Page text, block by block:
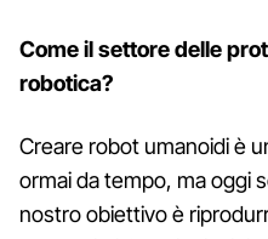
Come il settore delle
robotica?
Creare robot umanoidi è
ormai da tempo, ma oggi
nostro obiettivo è